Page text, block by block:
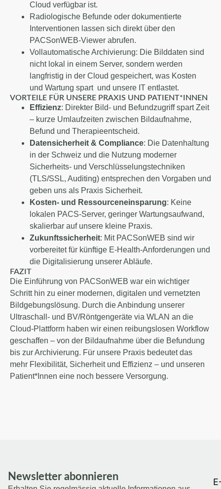
Cloud verfügbar ist.
Radiologische Befunde oder dokumentierte
Interventionen lassen sich direkt über den
PACSonWEB-Viewer abrufen.
Vollautomatische Archivierung: Die Bilddaten sind
nicht lokal in einem Server, sondern werden
langfristig in der Cloud gespeichert, was Kosten
und Wartung spart und unsere IT entlastet.
VORTEILE FÜR UNSERE PRAXIS UND PATIENT*INNEN
Effizienz: Direkter Bild- und Befundzugriff spart Zeit
– kurze Umlaufzeiten zwischen Bildaufnahme,
Befund und Therapieentscheid.
Datensicherheit & Compliance: Die Datenhaltung
in der Schweiz und die Nutzung moderner
Sicherheits- und Verschlüsselungstechniken
(TLS/SSL, Auditing) entsprechen den Vorgaben und
geben uns als Praxis Sicherheit.
Kosten- und Ressourceneinsparung: Keine
lokalen PACS-Server, geringer Wartungsaufwand,
skalierbar auf unsere kleine Praxis.
Zukunftssicherheit: Mit PACSonWEB sind wir
vorbereitet für künftige E-Health-Anforderungen und
die Digitalisierung unserer Abläufe.
FAZIT
Die Einführung von PACSonWEB war ein wichtiger
Schritt hin zu einer modernen, digitalen und vernetzten
Bildgebungslösung. Durch die Anbindung unserer
Ultraschall- und BV/Röntgengeräte via WLAN an die
Cloud-Plattform haben wir einen reibungslosen Workflow
geschaffen – von der Bild­aufnahme über die Befundung
bis zur Archivierung. Für unsere Praxis bedeutet das
mehr Flexibilität, Sicherheit und Effizienz – und unseren
Patient*Innen eine noch bessere Versorgung.
Newsletter abonnieren